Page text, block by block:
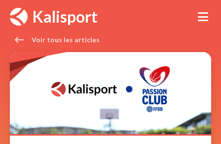
Kalisport
Voir tous les articles